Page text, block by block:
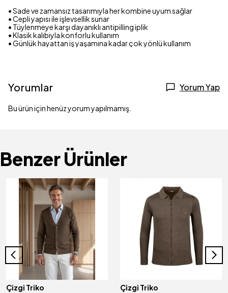
• Sade ve zamansız tasarımıyla her kombine uyum sağlar
• Cepli yapısı ile işlevsellik sunar
• Tüylenmeye karşı dayanıklı antipilling iplik
• Klasik kalıbıyla konforlu kullanım
• Günlük hayattan iş yaşamına kadar çok yönlü kullanım
Yorumlar Yorum Yap
Bu ürün için henüz yorum yapılmamış.
Benzer Ürünler
Çizgi Triko Çizgi Triko